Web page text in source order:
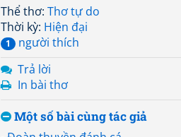
Thể thơ: Thơ tự do
Thời kỳ: Hiện đại
1
người thích
Trả lời
In bài thơ
Một số bài cùng tác giả